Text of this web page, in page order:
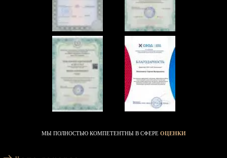
МЫ ПОЛНОСТЬЮ КОМПЕТЕНТНЫ В СФЕРЕ ОЦЕНКИ